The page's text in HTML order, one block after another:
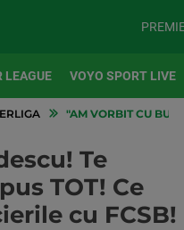
LEAGUE VOYO SPORT LIVE
"AM VORBIT CU
Te
TOT! Ce
cu FCSB!